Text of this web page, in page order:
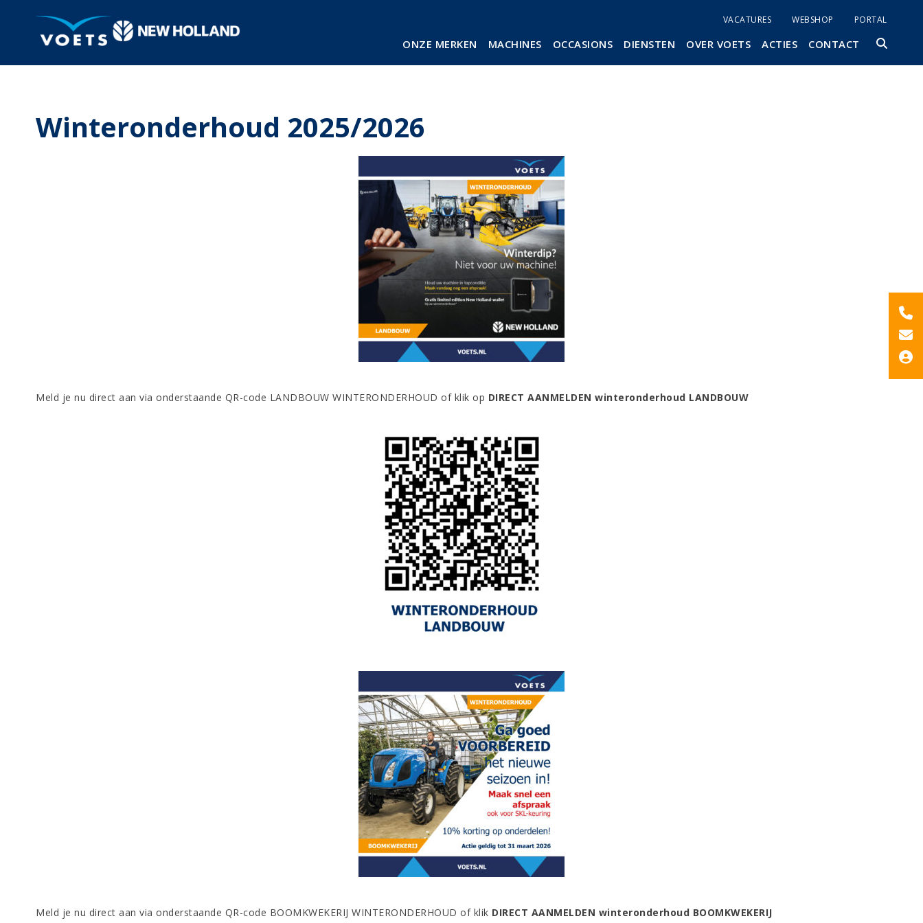
VACATURES WEBSHOP PORTAL
ONZE MERKEN MACHINES OCCASIONS DIENSTEN OVER VOETS ACTIES CONTACT
Winteronderhoud 2025/2026
Meld je nu direct aan via onderstaande QR-code LANDBOUW WINTERONDERHOUD of klik op DIRECT AANMELDEN winteronderhoud LANDBOUW
Meld je nu direct aan via onderstaande QR-code BOOMKWEKERIJ WINTERONDERHOUD of klik DIRECT AANMELDEN winteronderhoud BOOMKWEKERIJ